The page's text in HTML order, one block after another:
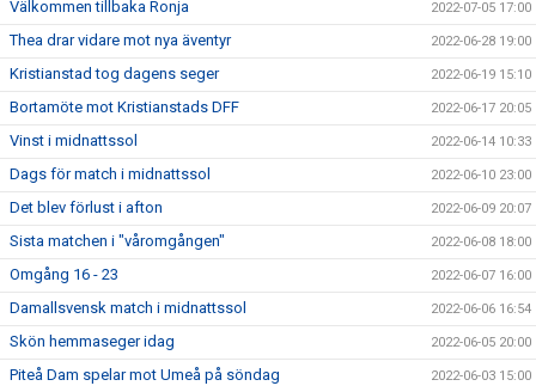
Välkommen tillbaka Ronja 2022-07-05 17:00
Thea drar vidare mot nya äventyr 2022-06-28 19:00
Kristianstad tog dagens seger 2022-06-19 15:10
Bortamöte mot Kristianstads DFF 2022-06-17 20:05
Vinst i midnattssol 2022-06-14 10:33
Dags för match i midnattssol 2022-06-10 23:00
Det blev förlust i afton 2022-06-09 20:07
Sista matchen i "våromgången" 2022-06-08 18:00
Omgång 16 - 23 2022-06-07 16:00
Damallsvensk match i midnattssol 2022-06-06 16:54
Skön hemmaseger idag 2022-06-05 20:00
Piteå Dam spelar mot Umeå på söndag 2022-06-03 15:00